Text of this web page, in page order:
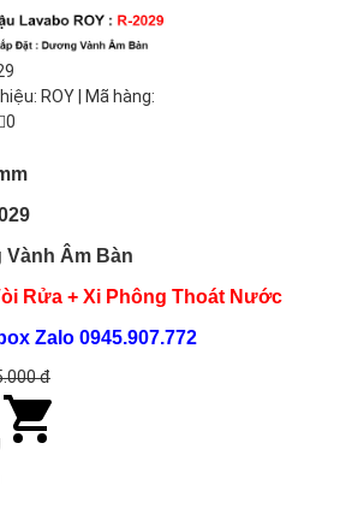
ROY | Mã hàng:
0
Vành Âm Bàn
Rửa + Xi Phông Thoát Nước
Zalo 0945.907.772
đ